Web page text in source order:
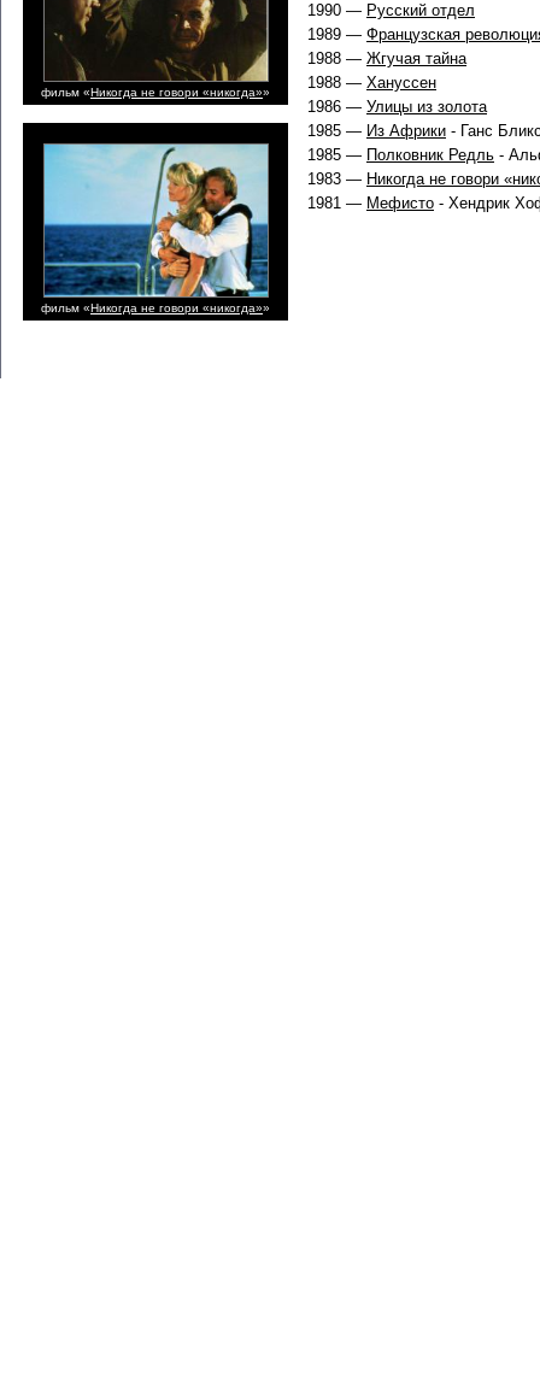
фильм «Никогда не говори «никогда»»
фильм «Никогда не говори «никогда»»
1990 — Русский отдел
1989 — Французская
1988 — Жгучая тайна
1988 — Хануссен
1986 — Улицы из золота
1985 — Из Африки - Ганс
1985 — Полковник Редль -
1983 — Никогда не говори
1981 — Мефисто - Хендрик